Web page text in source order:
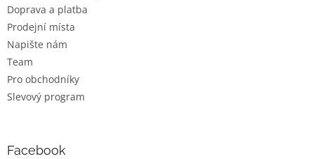
Doprava a platba
Prodejní místa
Napište nám
Team
Pro obchodníky
Slevový program
Facebook